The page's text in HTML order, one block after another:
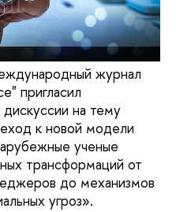
журнал
пригласил
дискуссии на тему
к новой модели
ученые
трансформаций от
до механизмов
угроз».